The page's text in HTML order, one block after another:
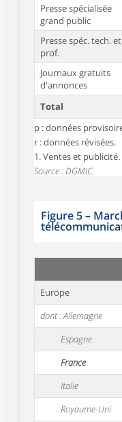
Presse spécialisée
grand public
Presse spéc. tech. et
prof.
Journaux gratuits
d'annonces
Total
p : données
r : données révisées.
1. Ventes et publicité.
Source : DGMIC.
Figure 5–
Europe
dont : Allemagne
Espagne
France
Italie
Royaume-Uni